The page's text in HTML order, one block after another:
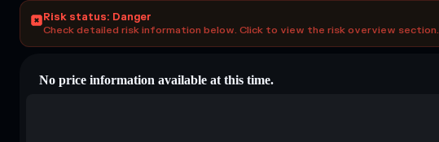
Risk status: Danger
Check detailed risk information below. Click to view the risk overview section.
No price information available at this time.